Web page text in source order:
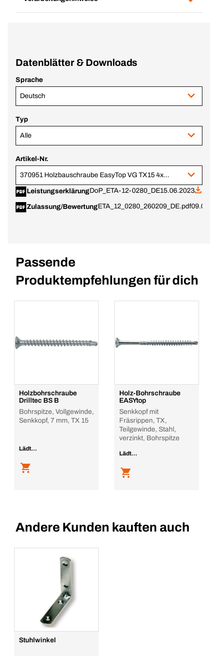
Datenblätter & Downloads
Sprache
Deutsch
Typ
Alle
Artikel-Nr.
370951 Holzbauschraube EasyTop VG TX15 4x40 verzinkt Senkkopf
LeistungserklärungDoP_ETA-12-0280_DE15.06.2023
Zulassung/BewertungETA_12_0280_260209_DE.pdf
Passende
Produktempfehlungen für dich
Holzbohrschraube
Drilltec BS B
Bohrspitze, Vollgewinde,
Senkkopf, 7 mm, TX 15
Lädt...
Holz-Bohrschraube
EASYtop
Senkkopf mit
Fräsrippen, TX,
Teilgewinde, Stahl,
verzinkt, Bohrspitze
Lädt...
Andere Kunden kauften auch
Stuhlwinkel